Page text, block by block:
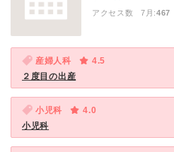
アクセス数 7月:467
産婦人科
4.5
２度目の出産
小児科
4.0
小児科